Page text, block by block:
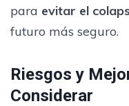
para evitar el
futuro más seguro.
Riesgos y
Considerar